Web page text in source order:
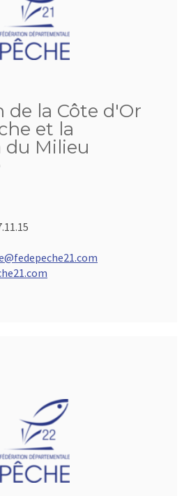
de la Côte d'Or
et la
du Milieu